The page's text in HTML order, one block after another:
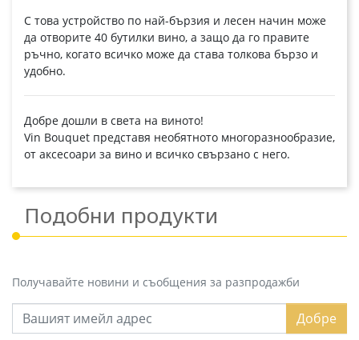
С това устройство по най-бързия и лесен начин може
да отворите 40 бутилки вино, а защо да го правите
ръчно, когато всичко може да става толкова бързо и
удобно.
Добре дошли в света на виното!
Vin Bouquet представя необятното многоразнообразие,
от аксесоари за вино и всичко свързано с него.
Подобни продукти
Получавайте новини и съобщения за разпродажби
Добре